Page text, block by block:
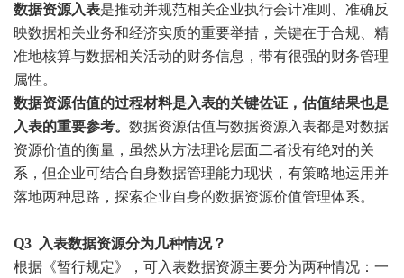
数据资源入表是推动并规范相关企业执行会计准则、准确反
映数据相关业务和经济实质的重要举措，关键在于合规、精
准地核算与数据相关活动的财务信息，带有很强的财务管理
属性。
数据资源估值的过程材料是入表的关键佐证，估值结果也是
入表的重要参考。 数据资源估值与数据资源入表都是对数据
资源价值的衡量，虽然从方法理论层面二者没有绝对的关
系，但企业可结合自身数据管理能力现状，有策略地运用并
落地两种思路，探索企业自身的数据资源价值管理体系。
Q3
入表数据资源分为几种情况？
根据《暂行规定》，可入表数据资源主要分为两种情况：一